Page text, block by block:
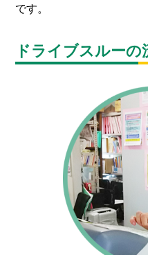
です。
ドライブスルーの